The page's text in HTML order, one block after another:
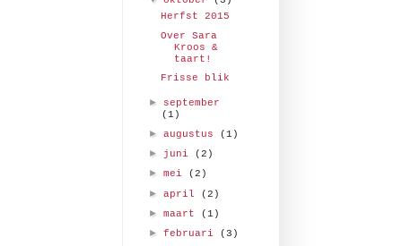
Herfst 2015
Over Sara
Kroos &
taart!
Frisse blik
► september
(1)
►augustus (1)
► juni (2)
►mei (2)
►april (2)
►maart (1)
►februari (3)